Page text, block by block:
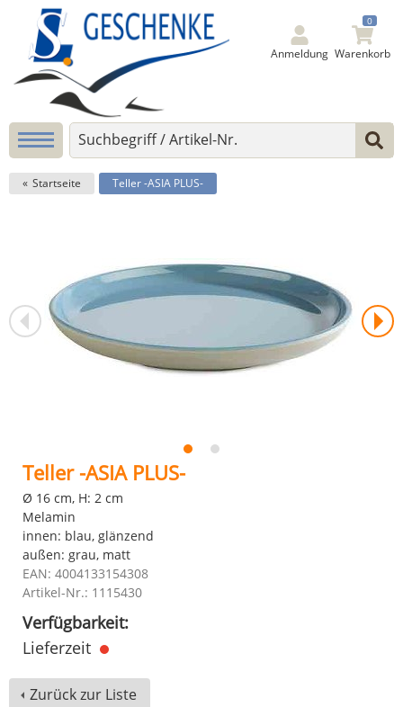
Anmeldung
0
Warenkorb
Startseite Teller -ASIA PLUS-
Teller -ASIA PLUS-
Ø 16 cm, H: 2 cm
Melamin
innen: blau, glänzend
außen: grau, matt
EAN: 4004133154308
Artikel-Nr.: 1115430
Verfügbarkeit:
Lieferzeit
Zurück zur Liste